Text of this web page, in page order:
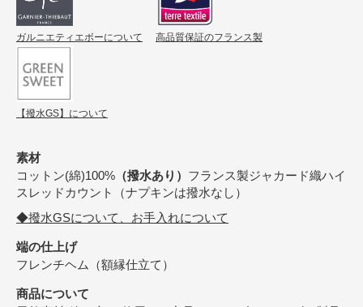
ガルニエティエボーについて 高品質保証のフランス製
【撥水GS】について
素材
コットン(綿)100% （撥水あり） フランス製ジャカード織ハイ
スレッドカウント（ナプキンは撥水なし）
◆撥水GSについて、お手入れについて
端の仕上げ
フレンチヘム（額縁仕立て）
商品について